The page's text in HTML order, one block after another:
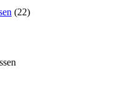
(22)